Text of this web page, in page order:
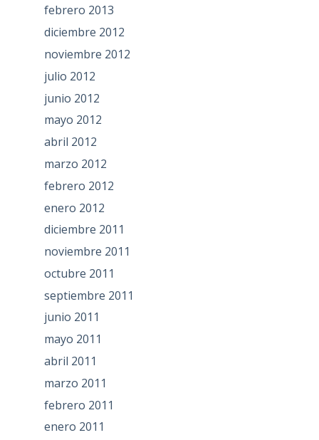
febrero 2013
diciembre 2012
noviembre 2012
julio 2012
junio 2012
mayo 2012
abril 2012
marzo 2012
febrero 2012
enero 2012
diciembre 2011
noviembre 2011
octubre 2011
septiembre 2011
junio 2011
mayo 2011
abril 2011
marzo 2011
febrero 2011
enero 2011